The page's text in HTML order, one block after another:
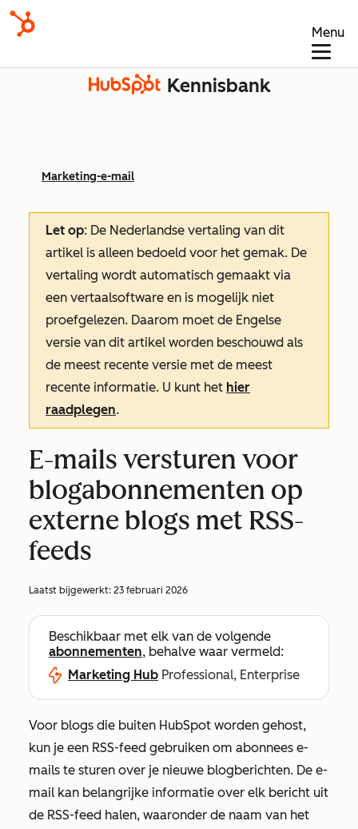
Menu
Kennisbank
Marketing-e-mail
Let op: De Nederlandse vertaling van dit
artikel is alleen bedoeld voor het gemak. De
vertaling wordt automatisch gemaakt via
een vertaalsoftware en is mogelijk niet
proefgelezen. Daarom moet de Engelse
versie van dit artikel worden beschouwd als
de meest recente versie met de meest
recente informatie. U kunt het hier
raadplegen.
E-mails versturen voor
blogabonnementen op
externe blogs met RSS-
feeds
Laatst bijgewerkt: 23 februari 2026
Beschikbaar met elk van de volgende
abonnementen, behalve waar vermeld:
Marketing Hub Professional, Enterprise
Voor blogs die buiten HubSpot worden gehost,
kun je een RSS-feed gebruiken om abonnees e-
mails te sturen over je nieuwe blogberichten. De e-
mail kan belangrijke informatie over elk bericht uit
de RSS-feed halen, waaronder de naam van het